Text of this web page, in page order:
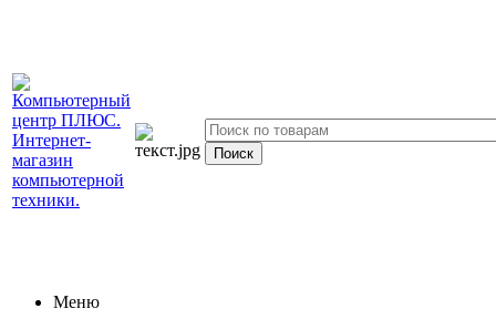
Меню